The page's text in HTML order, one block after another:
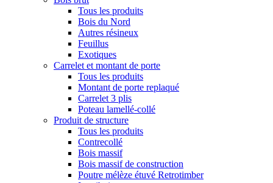
Tous les produits
Bois du Nord
Autres résineux
Feuillus
Exotiques
Carrelet et montant de porte
Tous les produits
Montant de porte replaqué
Carrelet 3 plis
Poteau lamellé-collé
Produit de structure
Tous les produits
Contrecollé
Bois massif
Bois massif de construction
Poutre mélèze étuvé Retrotimber